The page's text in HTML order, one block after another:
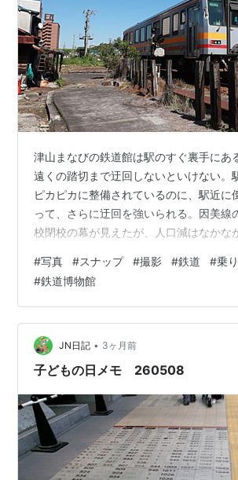
津山まなびの鉄道館は駅のすぐ裏手にあ
遠くの踏切まで迂回しないといけない。
ピカピカに整備されているのに、駅近に
って、さらに迂回を強いられる。因美線
校閉校の幕が見えたが、人口減はなかな
たがる。中野で乗ったことあるぞと言っ
い」。申込に行ったはずがすぐ戻って来
のかと思ったら、フルハーネスを着ける
そうって、お前そんなことで！？。ほっ
物。やはり扇形車庫が見ごたえあり。キ
超懐かしい。どうでもいいが、線形車庫
#写真 #スナップ #撮影 #鉄道 #乗
#鉄道博物館
JN日記 • 3ヶ月前
子どもの日メモ 260508